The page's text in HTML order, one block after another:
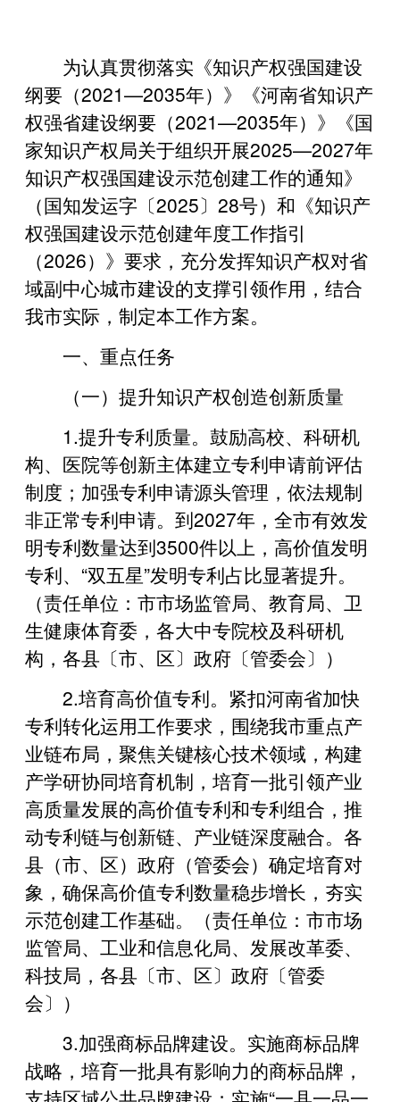
为认真贯彻落实《知识产权强国建设
纲要（2021—2035年）》《河南省知识产
权强省建设纲要（2021—2035年）》《国
家知识产权局关于组织开展2025—2027年
知识产权强国建设示范创建工作的通知》
（国知发运字〔2025〕28号）和《知识产
权强国建设示范创建年度工作指引
（2026）》要求，充分发挥知识产权对省
域副中心城市建设的支撑引领作用，结合
我市实际，制定本工作方案。
一、重点任务
（一）提升知识产权创造创新质量
1.提升专利质量。鼓励高校、科研机
构、医院等创新主体建立专利申请前评估
制度；加强专利申请源头管理，依法规制
非正常专利申请。到2027年，全市有效发
明专利数量达到3500件以上，高价值发明
专利、“双五星”发明专利占比显著提升。
（责任单位：市市场监管局、教育局、卫
生健康体育委，各大中专院校及科研机
构，各县〔市、区〕政府〔管委会〕）
2.‌培育高价值专利。紧扣河南省加快
专利转化运用工作要求，围绕我市重点产
业链布局，聚焦关键核心技术领域，构建
产学研协同培育机制，培育一批引领产业
高质量发展的高价值专利和专利组合，推
动专利链与创新链、产业链深度融合。各
县（市、区）政府（管委会）确定培育对
象，确保高价值专利数量稳步增长，夯实
示范创建工作基础。（责任单位：市市场
监管局、工业和信息化局、发展改革委、
科技局，各县〔市、区〕政府〔管委
会〕）
3.‌加强商标品牌建设。实施商标品牌
战略，培育一批具有影响力的商标品牌，